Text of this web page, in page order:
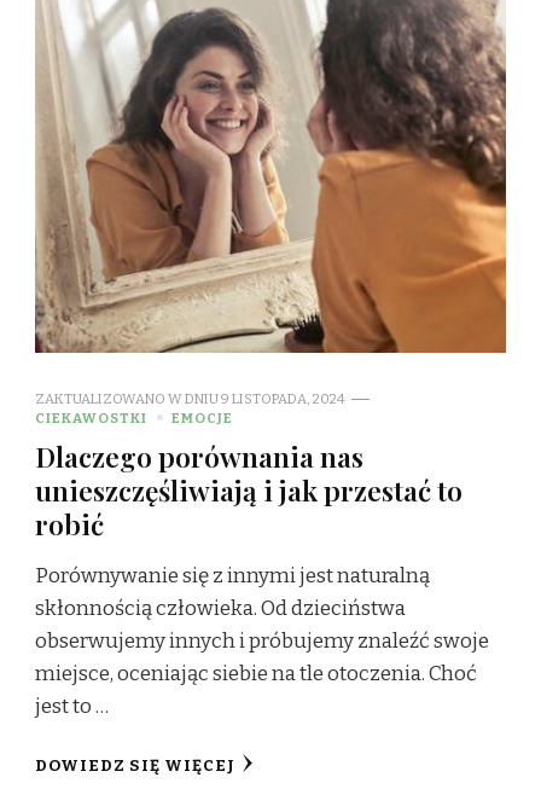
ZAKTUALIZOWANO W DNIU9 LISTOPADA, 2024
CIEKAWOSTKI
EMOCJE
Dlaczego porównania nas
unieszczęśliwiają i jak przestać to
robić
Porównywanie się z innymi jest naturalną
skłonnością człowieka. Od dzieciństwa
obserwujemy innych i próbujemy znaleźć swoje
miejsce, oceniając siebie na tle otoczenia. Choć
jest to …
DOWIEDZ SIĘ WIĘCEJ